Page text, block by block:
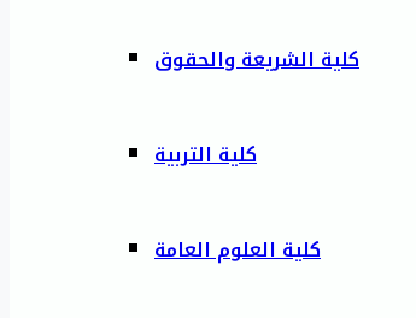
كلية الشريعة والحقوق
كلية التربية
كلية العلوم العامة